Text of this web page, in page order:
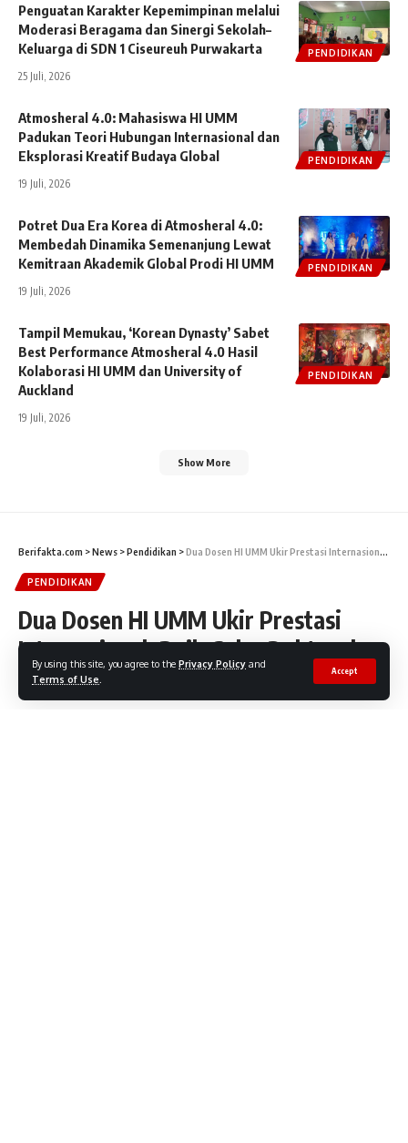
By using this site, you agree to the Privacy Policy and
Terms of Use
Accept
PENDIDIKAN
Penguatan Karakter Kepemimpinan melalui
Moderasi Beragama dan Sinergi Sekolah–
Keluarga di SDN 1 Ciseureuh Purwakarta
25 Juli, 2026
PENDIDIKAN
Atmosheral 4.0: Mahasiswa HI UMM
Padukan Teori Hubungan Internasional dan
Eksplorasi Kreatif Budaya Global
19 Juli, 2026
PENDIDIKAN
Potret Dua Era Korea di Atmosheral 4.0:
Membedah Dinamika Semenanjung Lewat
Kemitraan Akademik Global Prodi HI UMM
19 Juli, 2026
PENDIDIKAN
Tampil Memukau, ‘Korean Dynasty’ Sabet
Best Performance Atmosheral 4.0 Hasil
Kolaborasi HI UMM dan University of
Auckland
19 Juli, 2026
Show More
Berifakta.com >News >Pendidikan >Dua Dosen HI UMM Ukir Prestasi Internasional: Raih Gelar Doktor dan Penghargaan Disertasi Terbaik
PENDIDIKAN
Dua Dosen HI UMM Ukir Prestasi
Internasional: Raih Gelar Doktor dan
Penghargaan Disertasi Terbaik